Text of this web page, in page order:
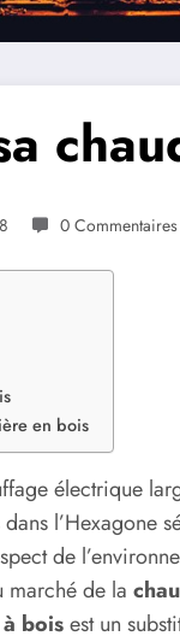
0 Commentaires
en bois
électrique
l’Hexagone
de
marché de la
boisest un